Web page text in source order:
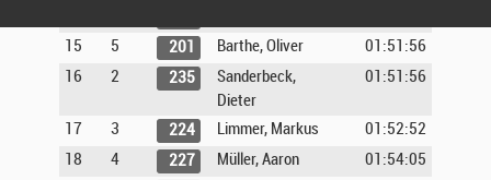
15
5 201 Barthe, Oliver
01:51:56
16
2 235
Sanderbeck,
Dieter
01:51:56
17 3 224 Limmer, Markus
01:52:52
18
4 227 Müller, Aaron
01:54:05